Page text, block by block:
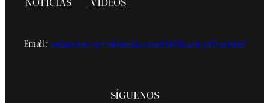
Email:redaccion@profelandia.comPolítica de privacidad
SÍGUENOS